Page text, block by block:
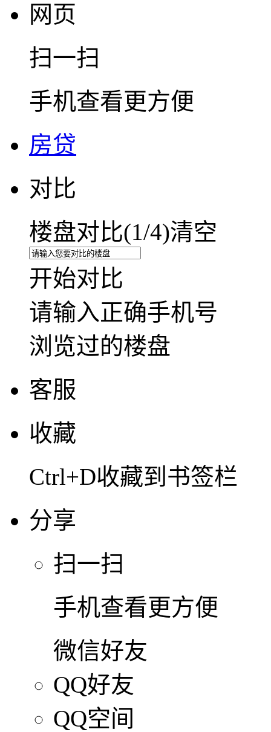
网页
扫一扫
手机查看更方便
房贷
对比
楼盘对比(1/4)清空
开始对比
请输入正确手机号
浏览过的楼盘
客服
收藏
Ctrl+D收藏到书签栏
分享
扫一扫
手机查看更方便
微信好友
QQ好友
QQ空间